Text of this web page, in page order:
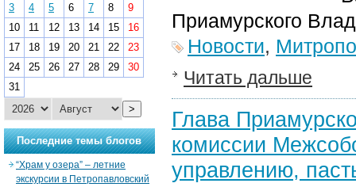
Приамурского
Новости,
Читать дальше
Глава
комиссии
управлению,
3
4 5 6 7 8
9
10
11 12 13 14 15
16
17
18 19 20 21 22
23
24
25 26 27 28 29
30
31
>
Последние темы блогов
“Храм у озера” – летние
экскурсии в Петропавловский